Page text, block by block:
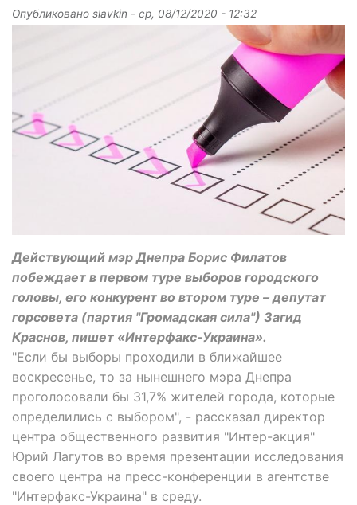
Опубликовано slavkin - ср, 08/12/2020 - 12:32
Действующий мэр Днепра Борис Филатов
побеждает в первом туре выборов городского
головы, его конкурент во втором туре – депутат
горсовета (партия "Громадская сила") Загид
Краснов, пишет «Интерфакс-Украина».
"Если бы выборы проходили в ближайшее
воскресенье, то за нынешнего мэра Днепра
проголосовали бы 31,7% жителей города, которые
определились с выбором", - рассказал директор
центра общественного развития "Интер-акция"
Юрий Лагутов во время презентации исследования
своего центра на пресс-конференции в агентстве
"Интерфакс-Украина" в среду.